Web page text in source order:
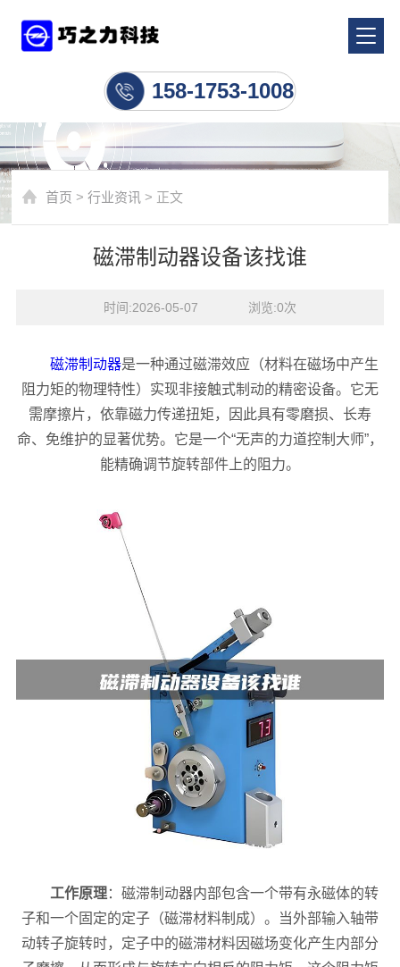
158-1753-1008
首页 >行业资讯 > 正文
磁滞制动器设备该找谁
时间:2026-05-07    浏览:0次
磁滞制动器是一种通过磁滞效应（材料在磁场中产生
阻力矩的物理特性）实现非接触式制动的精密设备。它无
需摩擦片，依靠磁力传递扭矩，因此具有零磨损、长寿
命、免维护的显著优势。它是一个“无声的力道控制大师”，
能精确调节旋转部件上的阻力。
工作原理：磁滞制动器内部包含一个带有永磁体的转
子和一个固定的定子（磁滞材料制成）。当外部输入轴带
动转子旋转时，定子中的磁滞材料因磁场变化产生内部分